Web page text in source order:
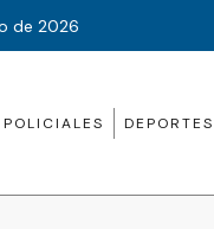
de 2026
POLICIALES DEPORTES